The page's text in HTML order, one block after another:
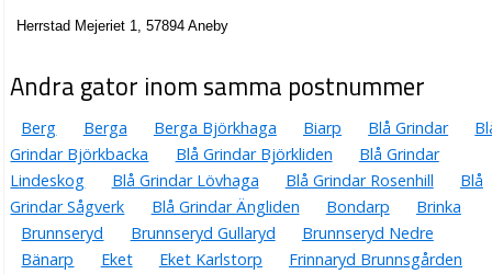
Herrstad Mejeriet 1, 57894 Aneby
Andra gator inom samma postnummer
Berg Berga Berga Björkhaga Biarp Blå Grindar
Grindar Björkbacka
Blå Grindar Björkliden
Blå Grindar
Lindeskog
Blå Grindar Lövhaga Blå Grindar Rosenhill
Blå
Grindar Sågverk
Blå Grindar Ängliden Bondarp
Brinka
Brunnseryd
Brunnseryd Gullaryd
Brunnseryd Nedre
Bänarp
Eket Eket Karlstorp
Frinnaryd Brunnsgården